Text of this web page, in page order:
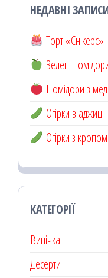
НЕДАВНІ
Торт «Снікерс»
Зелені
Помідори з
Огірки в аджиці
Огірки з кропом
КАТЕГОРІЇ
Випічка
Десерти